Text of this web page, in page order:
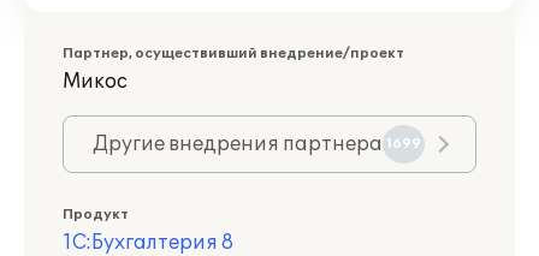
Партнер, осуществивший внедрение/проект
Микос
Другие внедрения партнера 1699
Продукт
1С:Бухгалтерия 8